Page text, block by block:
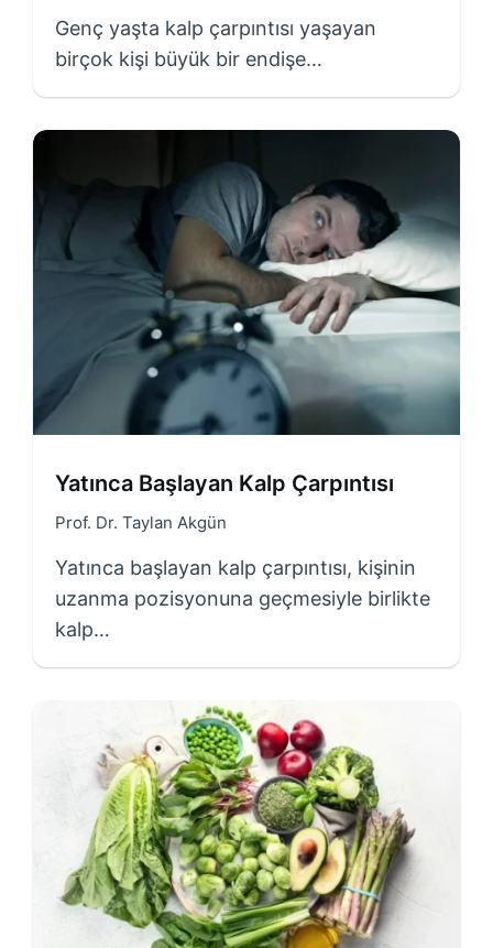
Genç yaşta kalp çarpıntısı yaşayan
birçok kişi büyük bir endişe…
Yatınca Başlayan Kalp Çarpıntısı
Prof. Dr. Taylan Akgün
Yatınca başlayan kalp çarpıntısı, kişinin
uzanma pozisyonuna geçmesiyle birlikte
kalp…